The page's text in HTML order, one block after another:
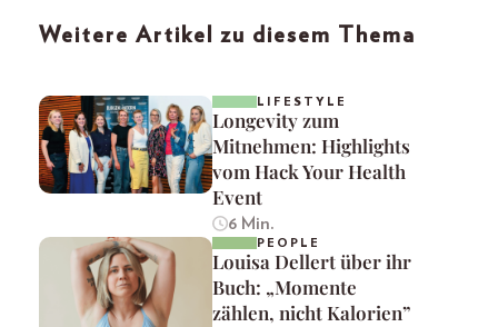
Weitere Artikel zu diesem Thema
LIFESTYLE
Longevity zum
Mitnehmen: Highlights
vom Hack Your Health
Event
6 Min.
PEOPLE
Louisa Dellert über ihr
Buch: „Momente
zählen, nicht Kalorien”